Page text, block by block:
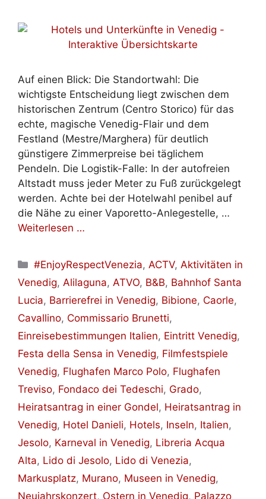
Auf einen Blick: Die Standortwahl: Die
wichtigste Entscheidung liegt zwischen dem
historischen Zentrum (Centro Storico) für das
echte, magische Venedig-Flair und dem
Festland (Mestre/Marghera) für deutlich
günstigere Zimmerpreise bei täglichem
Pendeln. Die Logistik-Falle: In der autofreien
Altstadt muss jeder Meter zu Fuß zurückgelegt
werden. Achte bei der Hotelwahl penibel auf
die Nähe zu einer Vaporetto-Anlegestelle, …
Weiterlesen …
Kategorien
#EnjoyRespectVenezia, ACTV, Aktivitäten in
Venedig, Alilaguna, ATVO, B&B, Bahnhof Santa
Lucia, Barrierefrei in Venedig, Bibione, Caorle,
Cavallino, Commissario Brunetti,
Einreisebestimmungen Italien, Eintritt Venedig,
Festa della Sensa in Venedig, Filmfestspiele
Venedig, Flughafen Marco Polo, Flughafen
Treviso, Fondaco dei Tedeschi, Grado,
Heiratsantrag in einer Gondel, Heiratsantrag in
Venedig, Hotel Danieli, Hotels, Inseln, Italien,
Jesolo, Karneval in Venedig, Libreria Acqua
Alta, Lido di Jesolo, Lido di Venezia,
Markusplatz, Murano, Museen in Venedig,
Neujahrskonzert, Ostern in Venedig, Palazzo